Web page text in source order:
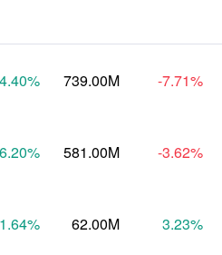
% 739.00M -7.71%
% 581.00M -3.62%
1.64% 62.00M 3.23%